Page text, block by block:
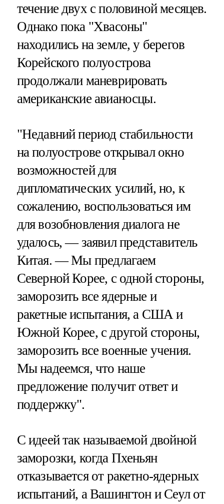
течение двух с половиной месяцев.
Однако пока "Хвасоны"
находились на земле, у берегов
Корейского полуострова
продолжали маневрировать
американские авианосцы.
"Недавний период стабильности
на полуострове открывал окно
возможностей для
дипломатических усилий, но, к
сожалению, воспользоваться им
для возобновления диалога не
удалось, — заявил представитель
Китая. — Мы предлагаем
Северной Корее, с одной стороны,
заморозить все ядерные и
ракетные испытания, а США и
Южной Корее, с другой стороны,
заморозить все военные учения.
Мы надеемся, что наше
предложение получит ответ и
поддержку".
С идеей так называемой двойной
заморозки, когда Пхеньян
отказывается от ракетно-ядерных
испытаний, а Вашингтон и Сеул от